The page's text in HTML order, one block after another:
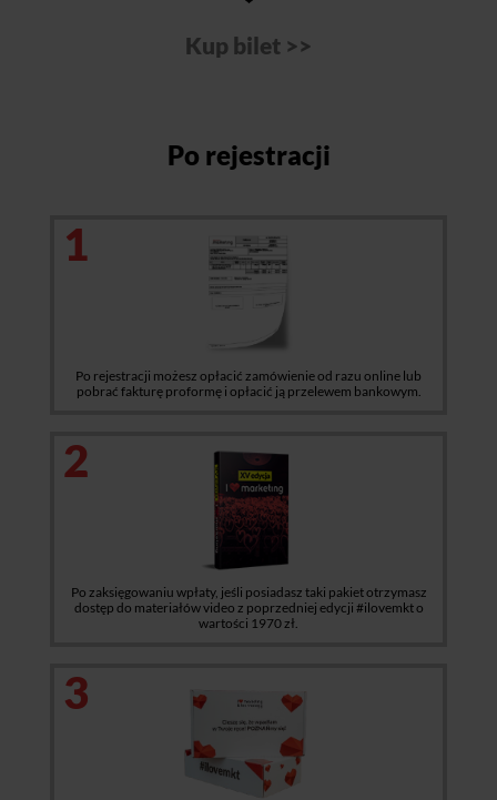
Po rejestracji
1
Po rejestracji możesz opłacić zamówienie od razu online lub
pobrać fakturę proformę i opłacić ją przelewem bankowym.
2
Po zaksięgowaniu wpłaty, jeśli posiadasz taki pakiet otrzymasz
dostęp do materiałów video z poprzedniej edycji #ilovemkt o
wartości 1970 zł.
3